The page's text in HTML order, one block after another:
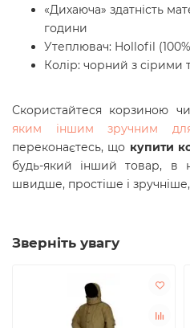
«Дихаюча» здатність
години
Утеплювач: Hollofil
Колір: чорний з
Скористайтеся корзиною
яким іншим зручним
переконаєтесь, що купити
будь-який інший товар, в
швидше, простіше і
Зверніть увагу